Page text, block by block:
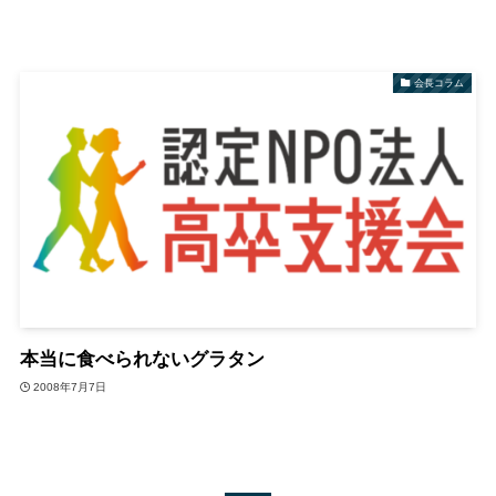
会長コラム
本当に食べられないグラタン
2008年7月7日